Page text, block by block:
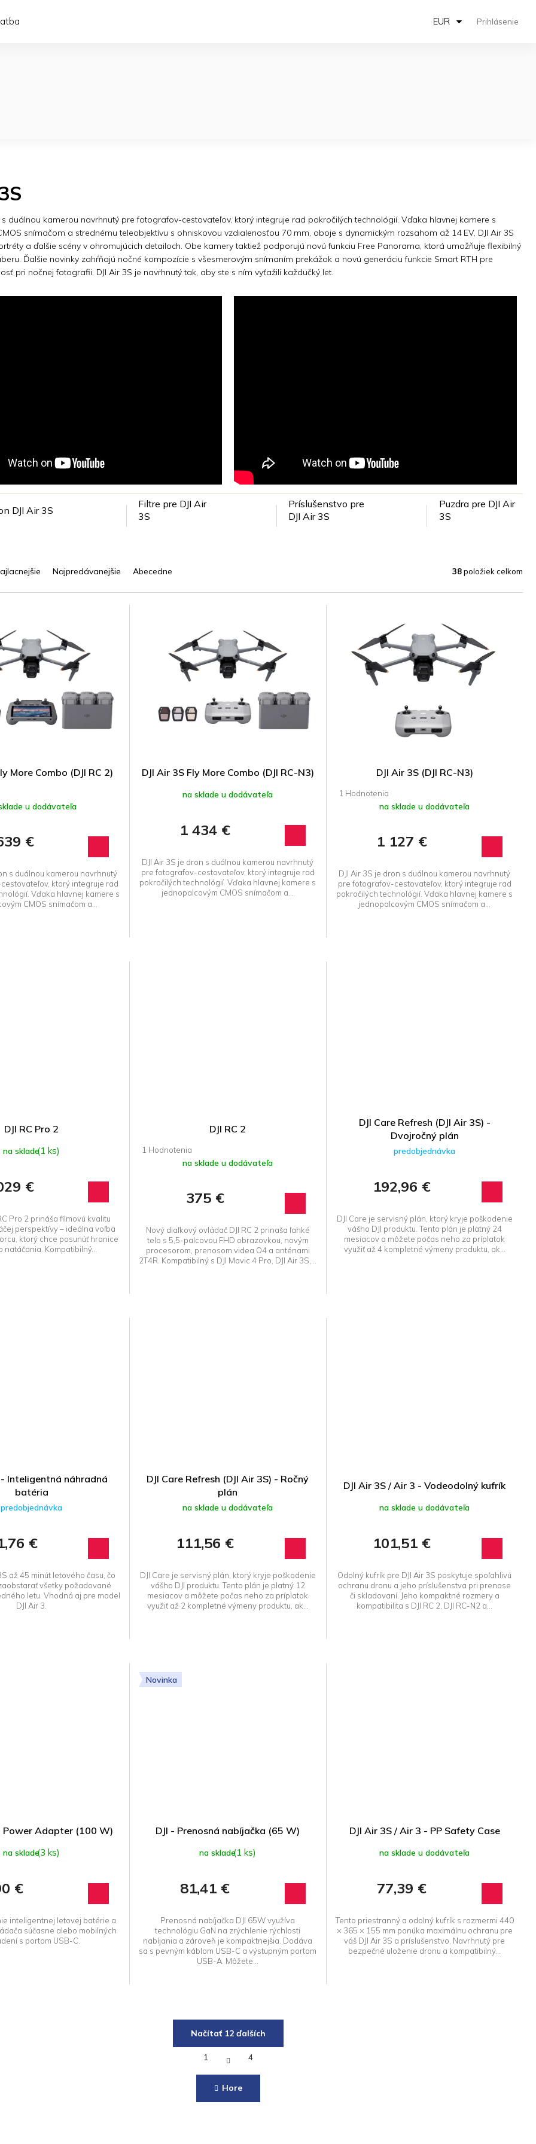
EUR Prihlásenie
s duálnou kamerou navrhnutý pre fotografov-cestovateľov, ktorý integruje rad pokročilých technológií. Vďaka hlavnej kamere s
snímačom a strednému teleobjektívu s ohniskovou vzdialenosťou 70 mm, oboje s dynamickým rozsahom až 14 EV, DJI Air 3S
a ďalšie scény v ohromujúcich detailoch. Obe kamery taktiež podporujú novú funkciu Free Panorama, ktorá umožňuje flexibilný
Ďalšie novinky zahŕňajú nočné kompozície s všesmerovým snímaním prekážok a novú generáciu funkcie Smart RTH pre
pri nočnej fotografii. DJI Air 3S je navrhnutý tak, aby ste s ním vyťažili každučký let.
DJI Air 3S
Filtre pre DJI Air
3S
Príslušenstvo pre
DJI Air 3S
Puzdra pre DJI Air
3S
Najpredávanejšie Abecedne 38položiek celkom
More Combo (DJI RC 2)
u dodávateľa
€
s duálnou kamerou navrhnutý
ktorý integruje rad
Vďaka hlavnej kamere s
CMOS snímačom a...
DJI Air 3S Fly More Combo (DJI RC-N3)
na sklade u dodávateľa
1 434 €
DJI Air 3S je dron s duálnou kamerou navrhnutý
pre fotografov-cestovateľov, ktorý integruje rad
pokročilých technológií. Vďaka hlavnej kamere s
jednopalcovým CMOS snímačom a...
DJI Air 3S (DJI RC-N3)
Priemerné
hodnoteniena sklade u dodávateľa
1 127 €
DJI Air 3S je dron s duálnou kamerou navrhnutý
pre fotografov-cestovateľov, ktorý integruje rad
pokročilých technológií. Vďaka hlavnej kamere s
jednopalcovým CMOS snímačom a...
DJI RC Pro 2
na sklade(1 ks)
€
Pro 2 prináša filmovú kvalitu
perspektívy – ideálna voľba
ktorý chce posunúť hranice
natáčania. Kompatibilný...
DJI RC 2
Priemerné
hodnoteniena sklade u dodávateľa
375 €
Nový diaľkový ovládač DJI RC 2 prinaša ľahké
telo s 5,5-palcovou FHD obrazovkou, novým
procesorom, prenosom videa O4 a anténami
2T4R. Kompatibilný s DJI Mavic 4 Pro, DJI Air 3S,...
DJI Care Refresh (DJI Air 3S) -
Dvojročný plán
predobjednávka
192,96 €
DJI Care je servisný plán, ktorý kryje poškodenie
vášho DJI produktu. Tento plán je platný 24
mesiacov a môžete počas neho za príplatok
využiť až 4 kompletné výmeny produktu, ak...
- Inteligentná náhradná
batéria
predobjednávka
€
až 45 minút letového času, čo
všetky požadované
letu. Vhodná aj pre model
DJI Air 3.
DJI Care Refresh (DJI Air 3S) - Ročný
plán
na sklade u dodávateľa
111,56 €
DJI Care je servisný plán, ktorý kryje poškodenie
vášho DJI produktu. Tento plán je platný 12
mesiacov a môžete počas neho za príplatok
využiť až 2 kompletné výmeny produktu, ak...
DJI Air 3S / Air 3 - Vodeodolný kufrík
na sklade u dodávateľa
101,51 €
Odolný kufrík pre DJI Air 3S poskytuje spoľahlivú
ochranu dronu a jeho príslušenstva pri prenose
či skladovaní. Jeho kompaktné rozmery a
kompatibilita s DJI RC 2, DJI RC-N2 a...
Power Adapter (100 W)
na sklade(3 ks)
€
inteligentnej letovej batérie a
súčasne alebo mobilných
s portom USB-C.
Novinka
DJI - Prenosná nabíjačka (65 W)
na sklade(1 ks)
81,41 €
Prenosná nabíjačka DJI 65W využíva
technológiu GaN na zrýchlenie rýchlosti
nabíjania a zároveň je kompaktnejšia. Dodáva
sa s pevným káblom USB-C a výstupným portom
USB-A. Môžete...
DJI Air 3S / Air 3 - PP Safety Case
na sklade u dodávateľa
77,39 €
Tento priestranný a odolný kufrík s rozmermi 440
× 365 × 155 mm ponúka maximálnu ochranu pre
váš DJI Air 3S a príslušenstvo. Navrhnutý pre
bezpečné uloženie dronu a kompatibilný...
O
v
l
á
Načítať 12 ďalších
t
r
á
n
k
1 4
Hore